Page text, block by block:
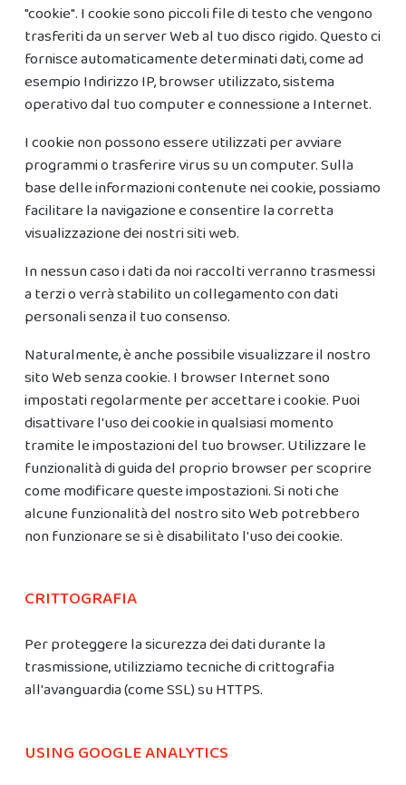
"cookie". I cookie sono piccoli file di testo che vengono
trasferiti da un server Web al tuo disco rigido. Questo ci
fornisce automaticamente determinati dati, come ad
esempio Indirizzo IP, browser utilizzato, sistema
operativo dal tuo computer e connessione a Internet.
I cookie non possono essere utilizzati per avviare
programmi o trasferire virus su un computer. Sulla
base delle informazioni contenute nei cookie, possiamo
facilitare la navigazione e consentire la corretta
visualizzazione dei nostri siti web.
In nessun caso i dati da noi raccolti verranno trasmessi
a terzi o verrà stabilito un collegamento con dati
personali senza il tuo consenso.
Naturalmente, è anche possibile visualizzare il nostro
sito Web senza cookie. I browser Internet sono
impostati regolarmente per accettare i cookie. Puoi
disattivare l'uso dei cookie in qualsiasi momento
tramite le impostazioni del tuo browser. Utilizzare le
funzionalità di guida del proprio browser per scoprire
come modificare queste impostazioni. Si noti che
alcune funzionalità del nostro sito Web potrebbero
non funzionare se si è disabilitato l'uso dei cookie.
CRITTOGRAFIA
Per proteggere la sicurezza dei dati durante la
trasmissione, utilizziamo tecniche di crittografia
all'avanguardia (come SSL) su HTTPS.
USING GOOGLE ANALYTICS